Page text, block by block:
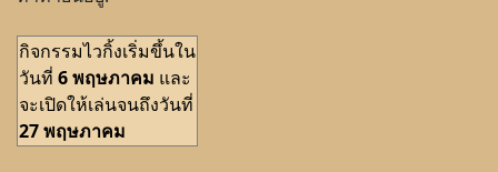
กิจกรรมไวกิ้งเริ่มขึ้นใน
วันที่ 6 พฤษภาคม และ
จะเปิดให้เล่นจนถึงวันที่
27 พฤษภาคม